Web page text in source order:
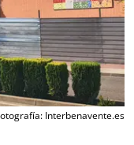
Interbenavente.es